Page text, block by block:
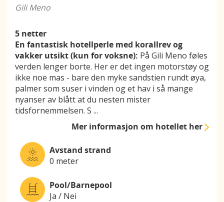
Gili Meno
5 netter
En fantastisk hotellperle med korallrev og
vakker utsikt (kun for voksne): På Gili Meno føles
verden lenger borte. Her er det ingen motorstøy og
ikke noe mas - bare den myke sandstien rundt øya,
palmer som suser i vinden og et hav i så mange
nyanser av blått at du nesten mister
tidsfornemmelsen. S ...
Mer informasjonom hotellet her
Avstand strand
0 meter
Pool/Barnepool
Ja / Nei